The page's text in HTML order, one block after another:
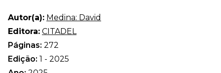
Autor(a): Medina: David
Editora: CITADEL
Páginas: 272
Edição: 1 - 2025